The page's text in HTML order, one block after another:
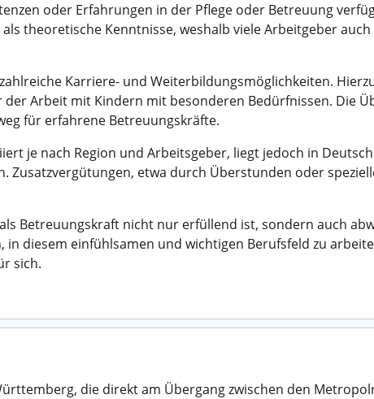
oder Erfahrungen in der Pflege oder Betreuung
theoretische Kenntnisse, weshalb viele Arbeitgeber
Karriere- und Weiterbildungsmöglichkeiten.
Arbeit mit Kindern mit besonderen Bedürfnissen. Die
für erfahrene Betreuungskräfte.
je nach Region und Arbeitsgeber, liegt jedoch in
Zusatzvergütungen, etwa durch Überstunden oder
Betreuungskraft nicht nur erfüllend ist, sondern auch
diesem einfühlsamen und wichtigen Berufsfeld zu
sich.
die direkt am Übergang zwischen den